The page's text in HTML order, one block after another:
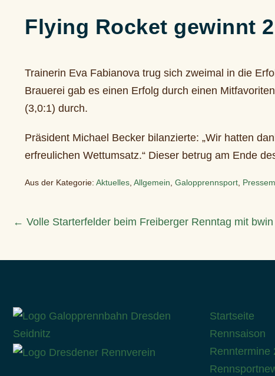
Flying Rocket gewinnt
Trainerin Eva Fabianova trug sich zweimal in die
Brauerei gab es einen Erfolg durch einen
(3,0:1) durch.
Präsident Michael Becker bilanzierte: „Wir hatten
erfreulichen Wettumsatz.“ Dieser betrug am Ende
Aus der Kategorie: Aktuelles, Allgemein, Galopprennsport,
Beitragsnavigation
← Volle Starterfelder beim Freiberger Renntag mit
Startseite
Rennsaison
Renntermine